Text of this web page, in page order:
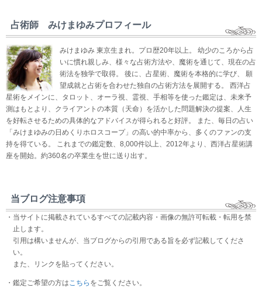
占術師 みけまゆみプロフィール
みけまゆみ 東京生まれ。プロ歴20年以上。 幼少のころから占
いに慣れ親しみ、様々な占術方法や、魔術を通じて、現在の占
術法を独学で取得。 後に、占星術、魔術を本格的に学び、 願
望成就と占術を合わせた独自の占術方法を展開する。 西洋占
星術をメインに、タロット、オーラ視、霊視、手相等を使った鑑定は、未来予
測はもとより、クライアントの本質（天命）を活かした問題解決の提案、人生
を好転させるための具体的なアドバイスが得られると好評。 また、毎日の占い
「みけまゆみの日めくりホロスコープ」の高い的中率から、多くのファンの支
持を得ている。 これまでの鑑定数、8,000件以上、2012年より、西洋占星術講
座を開始。約360名の卒業生を世に送り出す。
当ブログ注意事項
・当サイトに掲載されているすべての記載内容・画像の無許可転載・転用を禁
止します。
引用は構いませんが、当ブログからの引用である旨を必ず記載してくださ
い。
また、リンクを貼ってください。
・鑑定ご希望の方はこちら をご覧ください。